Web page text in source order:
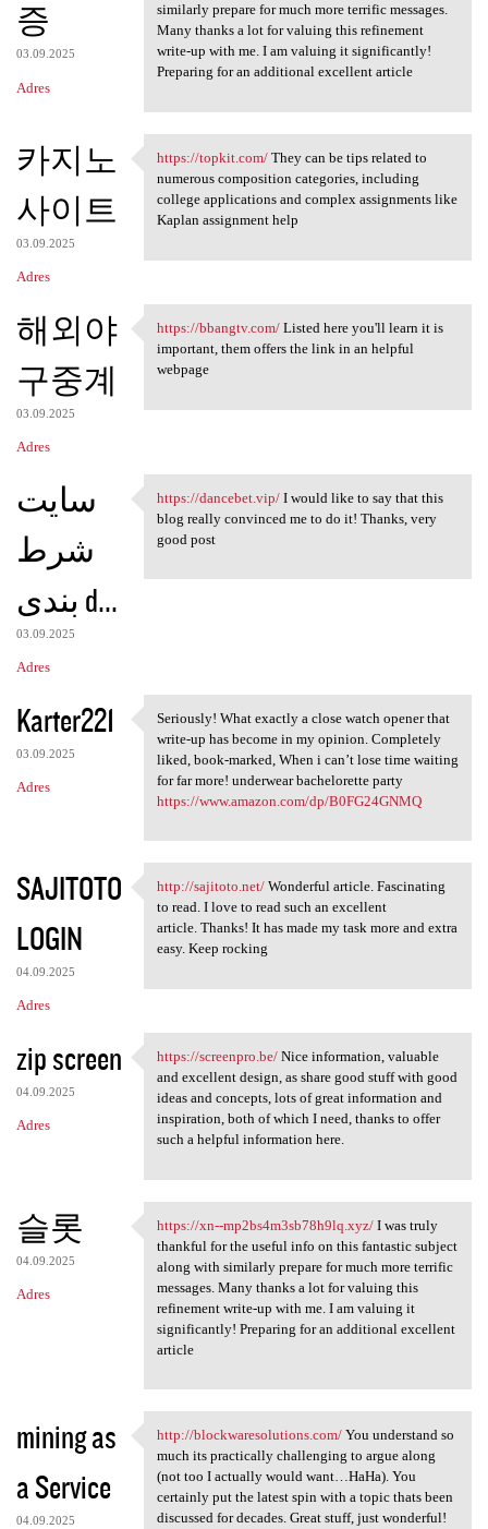
증
03.09.2025
Adres
similarly prepare for much more terrific messages.
Many thanks a lot for valuing this refinement
write-up with me. I am valuing it significantly!
Preparing for an additional excellent article
카지노
사이트
03.09.2025
Adres
https://topkit.com/ They can
https://topkit.com/They can be tips related to
numerous composition categories, including
college applications and complex assignments like
Kaplan assignment help
해외야
구중계
03.09.2025
Adres
https://bbangtv.com/ Listed
https://bbangtv.com/Listed here you'll learn it is
important, them offers the link in an helpful
webpage
سایت
شرط
بندی d...
03.09.2025
Adres
https://dancebet.vip/ I would
https://dancebet.vip/I would like to say that this
blog really convinced me to do it! Thanks, very
good post
Karter221
03.09.2025
Adres
Seriously! What exactly a
Seriously! What exactly a close watch opener that
write-up has become in my opinion. Completely
liked, book-marked, When i can’t lose time waiting
for far more! underwear bachelorette party
https://www.amazon.com/dp/B0FG24GNMQ
SAJITOTO
LOGIN
04.09.2025
Adres
http://sajitoto.net/
http://sajitoto.net/Wonderful article. Fascinating
to read. I love to read such an excellent
article. Thanks! It has made my task more and extra
easy. Keep rocking
zip screen
04.09.2025
Adres
https://screenpro.be/ Nice
https://screenpro.be/Nice information, valuable
and excellent design, as share good stuff with good
ideas and concepts, lots of great information and
inspiration, both of which I need, thanks to offer
such a helpful information here.
슬롯
04.09.2025
Adres
https://xn--mp2bs4m3sb78h9lq
https://xn--mp2bs4m3sb78h9lq.xyz/I was truly
thankful for the useful info on this fantastic subject
along with similarly prepare for much more terrific
messages. Many thanks a lot for valuing this
refinement write-up with me. I am valuing it
significantly! Preparing for an additional excellent
article
mining as
a Service
04.09.2025
http://blockwaresolutions.com
http://blockwaresolutions.com/You understand so
much its practically challenging to argue along
(not too I actually would want…HaHa). You
certainly put the latest spin with a topic thats been
discussed for decades. Great stuff, just wonderful!